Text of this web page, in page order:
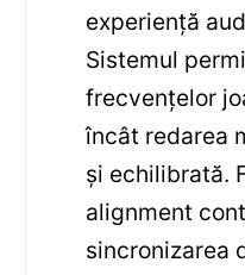
experiență
Sistemul
frecvențelor
încât redarea
și echilibrată.
alignment
sincronizarea